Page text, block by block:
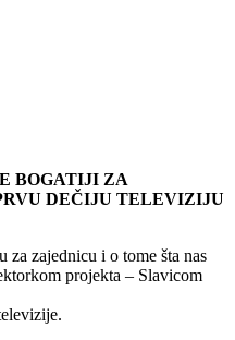
BOGATIJI ZA
DEČIJU TELEVIZIJU
zajednicu i o tome šta nas
projekta – Slavicom